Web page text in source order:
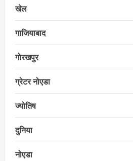
खेल
गाजियाबाद
गोरखपुर
ग्रेटर नोएडा
ज्योतिष
दुनिया
नोएडा